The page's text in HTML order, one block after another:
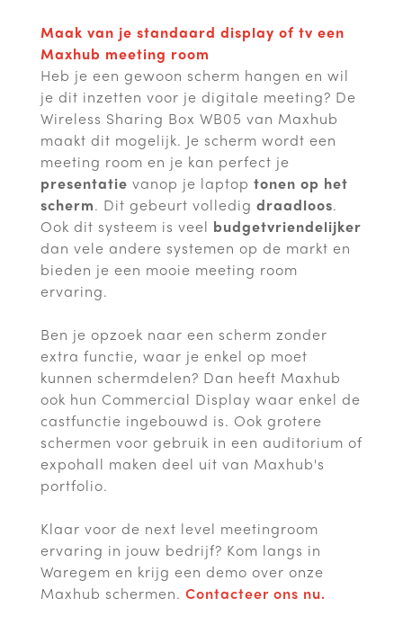
Maak van je standaard display of tv een
Maxhub meeting room
Heb je een gewoon scherm hangen en wil
je dit inzetten voor je digitale meeting? De
Wireless Sharing Box WB05 van Maxhub
maakt dit mogelijk. Je scherm wordt een
meeting room en je kan perfect je
presentatie vanop je laptop tonen op het
scherm. Dit gebeurt volledig draadloos.
Ook dit systeem is veel budgetvriendelijker
dan vele andere systemen op de markt en
bieden je een mooie meeting room
ervaring.
Ben je opzoek naar een scherm zonder
extra functie, waar je enkel op moet
kunnen schermdelen? Dan heeft Maxhub
ook hun Commercial Display waar enkel de
castfunctie ingebouwd is. Ook grotere
schermen voor gebruik in een auditorium of
expohall maken deel uit van Maxhub's
portfolio.
Klaar voor de next level meetingroom
ervaring in jouw bedrijf? Kom langs in
Waregem en krijg een demo over onze
Maxhub schermen. Contacteer ons nu.